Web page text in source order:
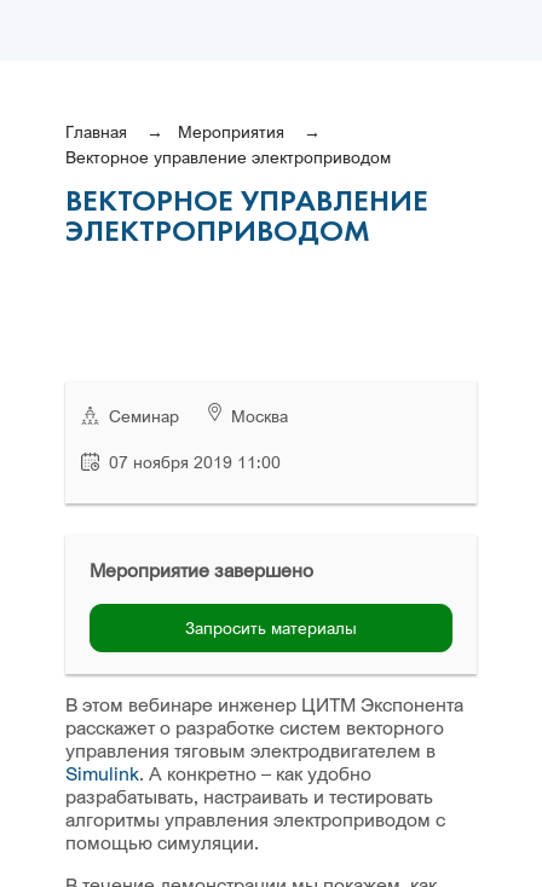
Главная
Мероприятия
Векторное управление электроприводом
ВЕКТОРНОЕ УПРАВЛЕНИЕ
ЭЛЕКТРОПРИВОДОМ
Семинар Москва
07 ноября 2019 11:00
Мероприятие завершено
Запросить материалы
В этом вебинаре инженер ЦИТМ Экспонента
расскажет о разработке систем векторного
управления тяговым электродвигателем в
Simulink. А конкретно – как удобно
разрабатывать, настраивать и тестировать
алгоритмы управления электроприводом с
помощью симуляции.